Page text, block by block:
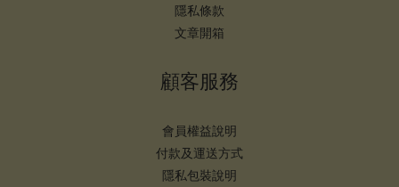
隱私條款
文章開箱
顧客服務
會員權益說明
付款及運送方式
隱私包裝說明